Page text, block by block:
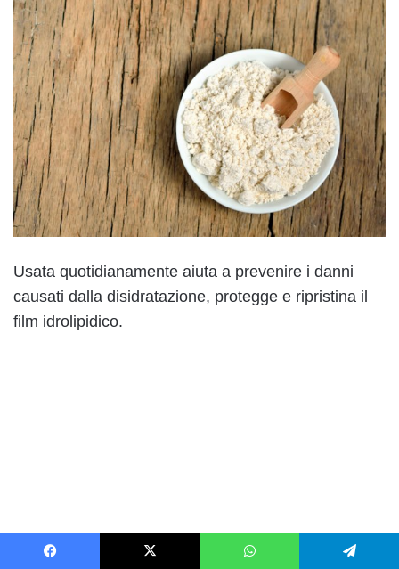
Usata quotidianamente aiuta a prevenire i danni
causati dalla disidratazione, protegge e ripristina il
film idrolipidico.